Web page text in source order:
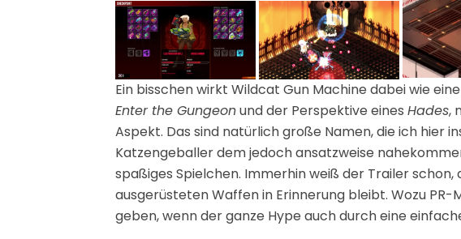
Ein bisschen wirkt Wildcat Gun Machine dabei wie
Enter the Gungeonund der Perspektive eines Hades,
Aspekt. Das sind natürlich große Namen, die ich hier
Katzengeballer dem jedoch ansatzweise
spaßiges Spielchen. Immerhin weiß der Trailer
ausgerüsteten Waffen in Erinnerung bleibt. Wozu
geben, wenn der ganze Hype auch durch eine